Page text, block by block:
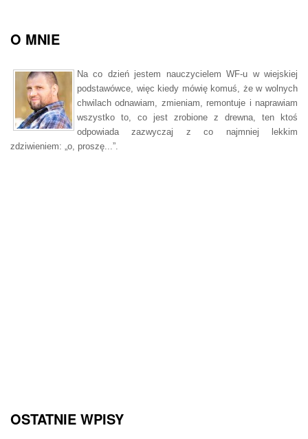
O MNIE
Na co dzień jestem nauczycielem WF-u w wiejskiej
podstawówce, więc kiedy mówię komuś, że w wolnych
chwilach odnawiam, zmieniam, remontuje i naprawiam
wszystko to, co jest zrobione z drewna, ten ktoś
odpowiada zazwyczaj z co najmniej lekkim
zdziwieniem: „o, proszę...”.
OSTATNIE WPISY